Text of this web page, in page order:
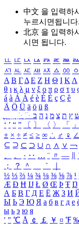
中文 을 입력하
누르시면됩니다.
北京 을 입력하
시면 됩니다.
ㅥ ㅦ ㅧ ㅨ ㅩ ㅪ ㅫ ㅬ
ㅺ ㅻ ㅼ ㅽ ㅾ ㅿ ㆀ ㆁ
Α Β ΓΔ Ε Ζ Η Θ Ι ΚΛ
θ ι κ λ μ ν ξ ο π ρ σ τ υ
á à Á À é è É È ç Ç ê
Ä Ö Ü ä ö ü ß
ִֶֹ ֻּ ׁׂ ץ ת צ מ נ ה ב
‘ ’ “ ” 〔 〕 〈 〉 「 」
± × ÷ ≠ ≤ ≥ ∞ ∴ ♂ ♀ ∠
⊆ ⊇ ⊂ ⊃ ∪ ∩ ∧ ∨ ￢
、
。 · ‥ … ¨ 〃 ―
；
？ ＾ ｀
½ ⅓ ⅔ ¼ ¾ ⅛ ⅜ ⅝ ⅞ ¹
Æ Ð Ħ Ĳ Ł Ø Œ Þ Ŧ Ŋ
А Б В Г Д Е Ё Ж З И
Ы Ь Э Ю Я а б в г д е
ы ь э ю я
′ ″ ℃ Å ￠ ￡ ￥ ¤ ℉